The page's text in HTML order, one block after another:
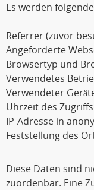
Es werden
Referrer (zuvor
Angeforderte
Browsertyp und
Verwendetes
Verwendeter
Uhrzeit des Zugriffs
IP-Adresse in
Feststellung des
Diese Daten sind
zuordenbar. Eine